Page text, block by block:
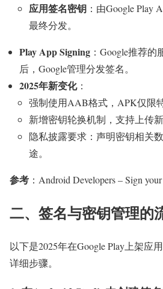
应用签名密钥 ：由Google Play
最终分发。
Play App Signing ：Google推荐
后，Google管理分发签名。
2025年新变化：
强制使用AAB格式，APK仅限
新增密钥轮换机制，支持上传新
隐私披露要求：声明密钥相关
途。
参考 ：Android Developers – Sign
二、签名与密钥管理的
以下是2025年在Google Play上架应
详细步骤。